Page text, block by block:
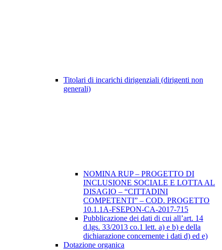
Titolari di incarichi dirigenziali (dirigenti non
generali)
NOMINA RUP – PROGETTO DI
INCLUSIONE SOCIALE E LOTTA AL
DISAGIO – “CITTADINI
COMPETENTI” – COD. PROGETTO
10.1.1A-FSEPON-CA-2017-715
Pubblicazione dei dati di cui all’art. 14
d.lgs. 33/2013 co.1 lett. a) e b) e della
dichiarazione concernente i dati d) ed e)
Dotazione organica